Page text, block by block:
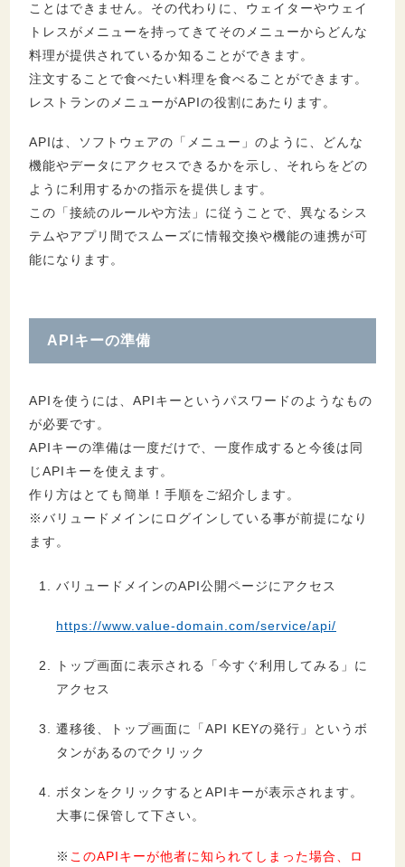
ことはできません。その代わりに、ウェイターやウェイ
トレスがメニューを持ってきてそのメニューからどんな
料理が提供されているか知ることができます。
注文することで食べたい料理を食べることができます。
レストランのメニューがAPIの役割にあたります。
APIは、ソフトウェアの「メニュー」のように、どんな
機能やデータにアクセスできるかを示し、それらをどの
ように利用するかの指示を提供します。
この「接続のルールや方法」に従うことで、異なるシス
テムやアプリ間でスムーズに情報交換や機能の連携が可
能になります。
APIキーの準備
APIを使うには、APIキーというパスワードのようなもの
が必要です。
APIキーの準備は一度だけで、一度作成すると今後は同
じAPIキーを使えます。
作り方はとても簡単！手順をご紹介します。
※バリュードメインにログインしている事が前提になり
ます。
バリュードメインのAPI公開ページにアクセス
https://www.value-domain.com/service/api/
トップ画面に表示される「今すぐ利用してみる」に
アクセス
遷移後、トップ画面に「API KEYの発行」というボ
タンがあるのでクリック
ボタンをクリックするとAPIキーが表示されます。
大事に保管して下さい。
※ このAPIキーが他者に知られてしまった場合、ロ